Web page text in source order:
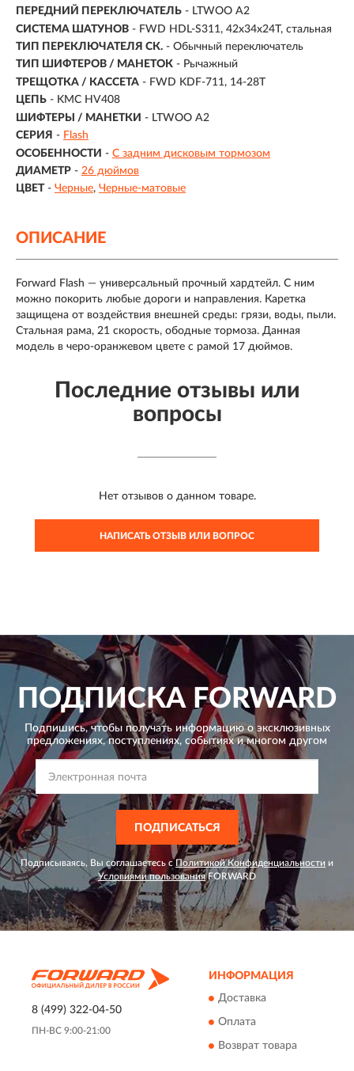
ПЕРЕДНИЙ ПЕРЕКЛЮЧАТЕЛЬ - LTWOO A2
СИСТЕМА ШАТУНОВ - FWD HDL-S311, 42x34x24T, стальная
ТИП ПЕРЕКЛЮЧАТЕЛЯ СК. - Обычный переключатель
ТИП ШИФТЕРОВ / МАНЕТОК - Рычажный
ТРЕЩОТКА / КАССЕТА - FWD KDF-711, 14-28T
ЦЕПЬ - KMC HV408
ШИФТЕРЫ / МАНЕТКИ - LTWOO A2
СЕРИЯ - Flash
ОСОБЕННОСТИ - С задним дисковым тормозом
ДИАМЕТР - 26 дюймов
ЦВЕТ - Черные Черные-матовые
ОПИСАНИЕ
Forward Flash — универсальный прочный хардтейл. С ним
можно покорить любые дороги и направления. Каретка
защищена от воздействия внешней среды: грязи, воды, пыли.
Стальная рама, 21 скорость, ободные тормоза. Данная
модель в черо-оранжевом цвете с рамой 17 дюймов.
Последние отзывы или
вопросы
Нет отзывов о данном товаре.
НАПИСАТЬ ОТЗЫВ ИЛИ ВОПРОС
ПОДПИСКАFORWARD
Подпишись, чтобы получать информацию о эксклюзивных
предложениях,поступлениях, событиях и многом другом
ПОДПИСАТЬСЯ
Подписываясь, Вы соглашаетесь с Политикой Конфиденциальности и
Условиями пользованияFORWARD
8 (499) 322-04-50
ПН-ВС 9:00-21:00
ИНФОРМАЦИЯ
Доставка
Оплата
Возврат товара